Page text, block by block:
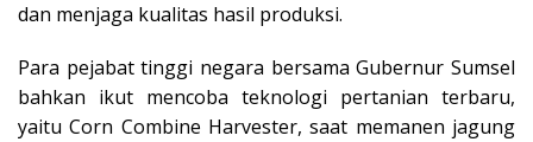
dan menjaga kualitas hasil produksi.
Para pejabat tinggi negara bersama Gubernur Sumsel
bahkan ikut mencoba teknologi pertanian terbaru,
yaitu Corn Combine Harvester, saat memanen jagung